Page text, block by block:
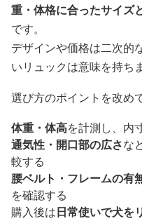
重・体格に合ったサイズ
です。
デザインや価格は二次的
いリュックは意味を持ち
選び方のポイントを改め
体重・体高を計測し、内
通気性・開口部の広さな
較する
腰ベルト・フレームの有
を確認する
購入後は日常使いで犬を